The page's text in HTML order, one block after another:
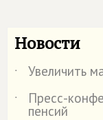
Новости
˙
Увеличить
˙
Пресс-
пенсий